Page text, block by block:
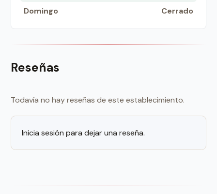
Domingo Cerrado
Reseñas
Todavía no hay reseñas de este establecimiento.
Inicia sesión para dejar una reseña.